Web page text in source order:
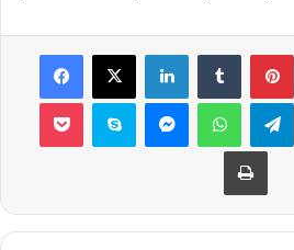
Facebook
X LinkedInTumblr
Pocket Skype Messenger